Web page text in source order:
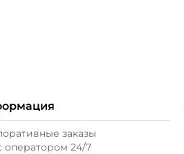
окольными
Чтобы
Готовим вокзаказы
оператором 24/7